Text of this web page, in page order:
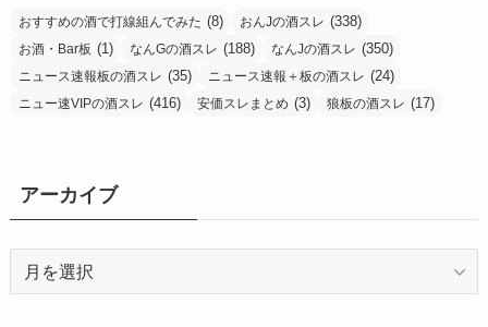
おすすめの酒で打線組んでみた (8) おんJの酒スレ (338)
お酒・Bar板 (1) なんGの酒スレ (188) なんJの酒スレ (350)
ニュース速報板の酒スレ (35) ニュース速報＋板の酒スレ (24)
ニュー速VIPの酒スレ (416) 安価スレまとめ (3) 狼板の酒スレ (17)
アーカイブ